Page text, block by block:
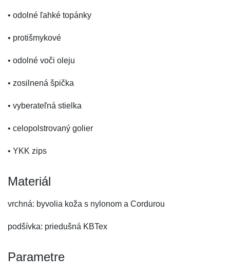
• odolné ľahké topánky
• protišmykové
• odolné voči oleju
• zosilnená špička
• vyberateľná stielka
• celopolstrovaný golier
• YKK zips
Materiál
vrchná: byvolia koža s nylonom a Cordurou
podšívka: priedušná KBTex
Parametre